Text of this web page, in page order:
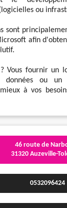
ou
sont
afin
Vous fournir un
données ou un
à vos
46 route de
31320 Auzeville-
0532096424